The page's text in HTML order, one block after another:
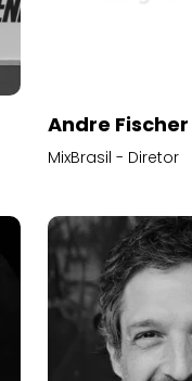
Andre Fischer
MixBrasil - Diretor